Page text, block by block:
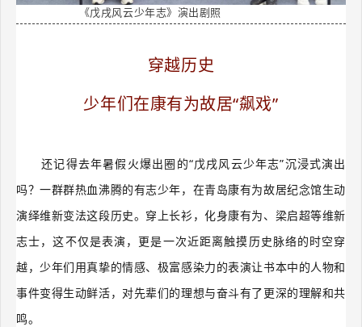
《戊戌风云少年志》演出剧照
穿越历史
少年们在康有为故居“飙戏”
还记得去年暑假火爆出圈的“戊戌风云少年志”沉浸式演出
吗？一群群热血沸腾的有志少年，在青岛康有为故居纪念馆生动
演绎维新变法这段历史。穿上长衫，化身康有为、梁启超等维新
志士，这不仅是表演，更是一次近距离触摸历史脉络的时空穿
越，少年们用真挚的情感、极富感染力的表演让书本中的人物和
事件变得生动鲜活，对先辈们的理想与奋斗有了更深的理解和共
鸣。